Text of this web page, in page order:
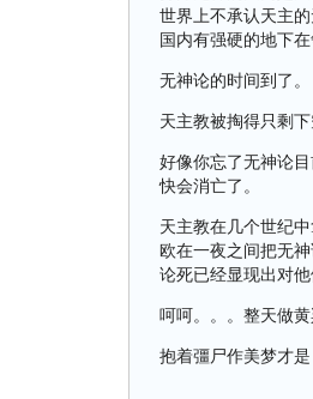
世界上不承认天主
国内有强硬的地下
无神论的时间到了。
天主教被掏得只剩
好像你忘了无神论
快会消亡了。
天主教在几个世纪
欧在一夜之间把无
论死已经显现出对
呵呵。。。整天做黄
抱着彊尸作美梦才